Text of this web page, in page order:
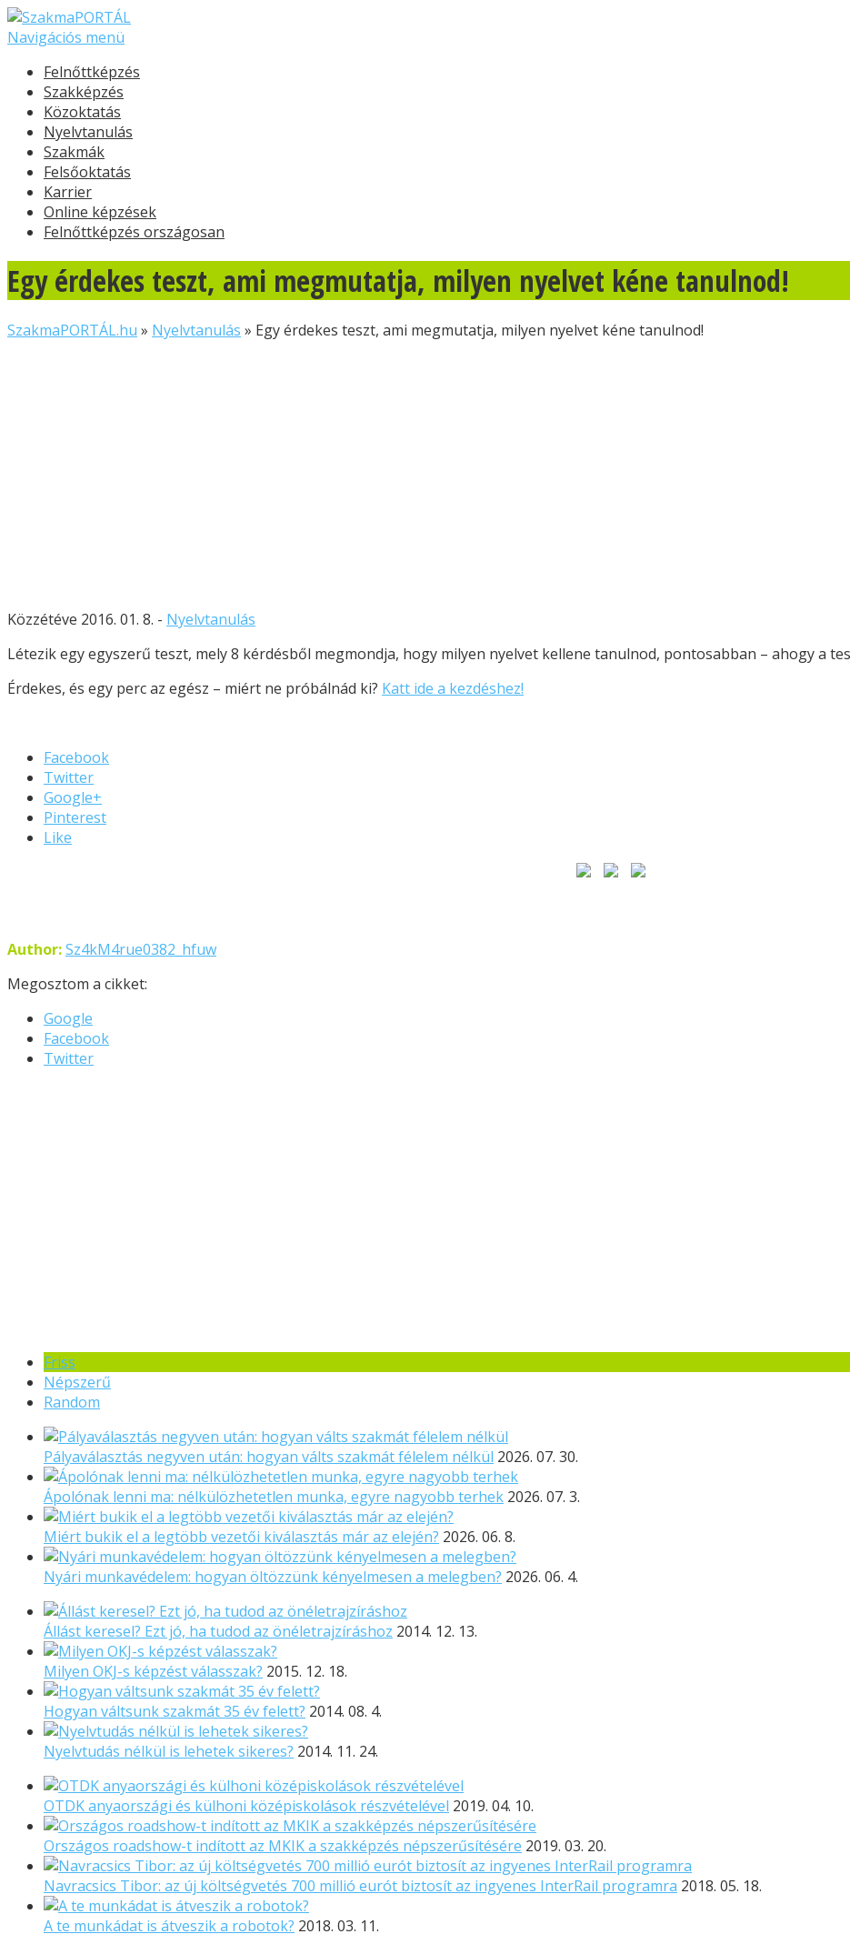
Navigációs menü
Felnőttképzés
Szakképzés
Közoktatás
Nyelvtanulás
Szakmák
Felsőoktatás
Karrier
Online képzések
Felnőttképzés országosan
Egy érdekes teszt, ami megmutatja, milyen nyelvet kéne tanulnod!
SzakmaPORTÁL.hu » Nyelvtanulás » Egy érdekes teszt, ami megmutatja, milyen nyelvet kéne tanulnod!
Közzétéve 2016. 01. 8. - Nyelvtanulás
Létezik egy egyszerű teszt, mely 8 kérdésből megmondja, hogy milyen nyelvet kellene tanulnod, pontosabban – ahogy a
Érdekes, és egy perc az egész – miért ne próbálnád ki? Katt ide a kezdéshez!
Facebook
Twitter
Google+
Pinterest
Like
Author:Sz4kM4rue0382_hfuw
Megosztom a cikket:
Google
Facebook
Twitter
Friss
Népszerű
Random
Pályaválasztás negyven után: hogyan válts szakmát félelem nélkül 2026. 07. 30.
Ápolónak lenni ma: nélkülözhetetlen munka, egyre nagyobb terhek 2026. 07. 3.
Miért bukik el a legtöbb vezetői kiválasztás már az elején? 2026. 06. 8.
Nyári munkavédelem: hogyan öltözzünk kényelmesen a melegben? 2026. 06. 4.
Állást keresel? Ezt jó, ha tudod az önéletrajzíráshoz 2014. 12. 13.
Milyen OKJ-s képzést válasszak? 2015. 12. 18.
Hogyan váltsunk szakmát 35 év felett? 2014. 08. 4.
Nyelvtudás nélkül is lehetek sikeres? 2014. 11. 24.
OTDK anyaországi és külhoni középiskolások részvételével 2019. 04. 10.
Országos roadshow-t indított az MKIK a szakképzés népszerűsítésére 2019. 03. 20.
Navracsics Tibor: az új költségvetés 700 millió eurót biztosít az ingyenes InterRail programra 2018. 05. 18.
A te munkádat is átveszik a robotok? 2018. 03. 11.